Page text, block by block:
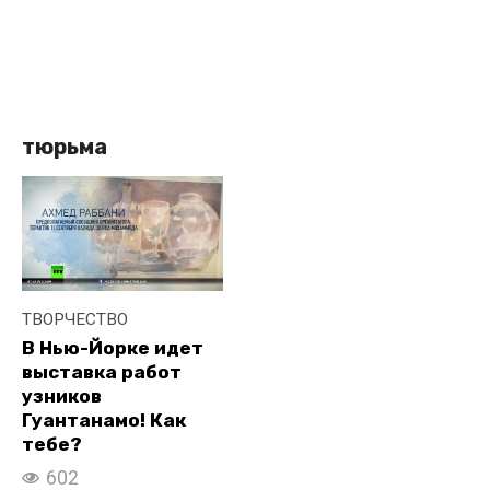
тюрьма
ТВОРЧЕСТВО
В Нью-Йорке идет
выставка работ
узников
Гуантанамо! Как
тебе?
602